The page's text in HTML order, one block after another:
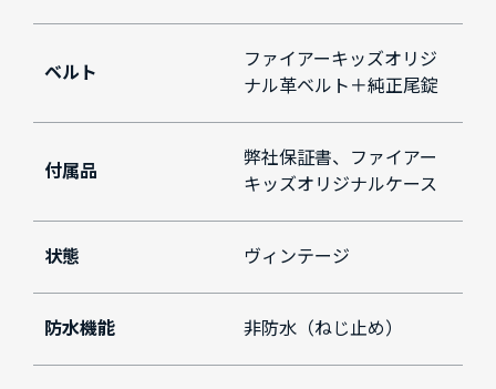
ベルト
ファイアーキッズオリジ
ナル革ベルト＋純正尾錠
付属品
弊社保証書、ファイアー
キッズオリジナルケース
状態 ヴィンテージ
防水機能 非防水（ねじ止め）